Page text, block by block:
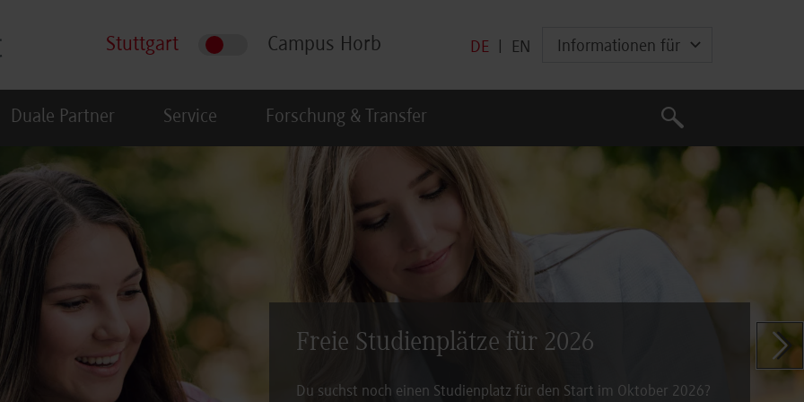
Stuttgart Campus Horb DE EN Informationen für
Duale Partner Service Forschung & Transfer
Suche
Suche
Freie Studienplätze für 2026
Du suchst noch einen Studienplatz für den Start im Oktober 2026?
Zeige